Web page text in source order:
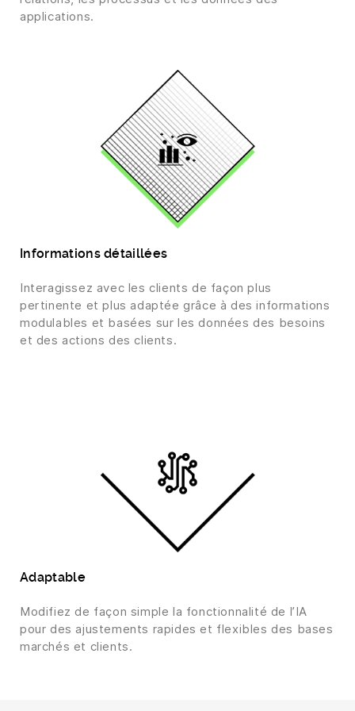
applications.
Informations détaillées
Interagissez avec les clients de façon plus
pertinente et plus adaptée grâce à des informations
modulables et basées sur les données des besoins
et des actions des clients.
Adaptable
Modifiez de façon simple la fonctionnalité de l’IA
pour des ajustements rapides et flexibles des bases
marchés et clients.